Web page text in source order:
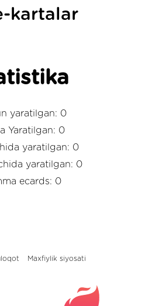
kartalar
yaratilgan: 0
Yaratilgan: 0
yaratilgan: 0
yaratilgan: 0
ecards: 0
Maxfiylik siyosati